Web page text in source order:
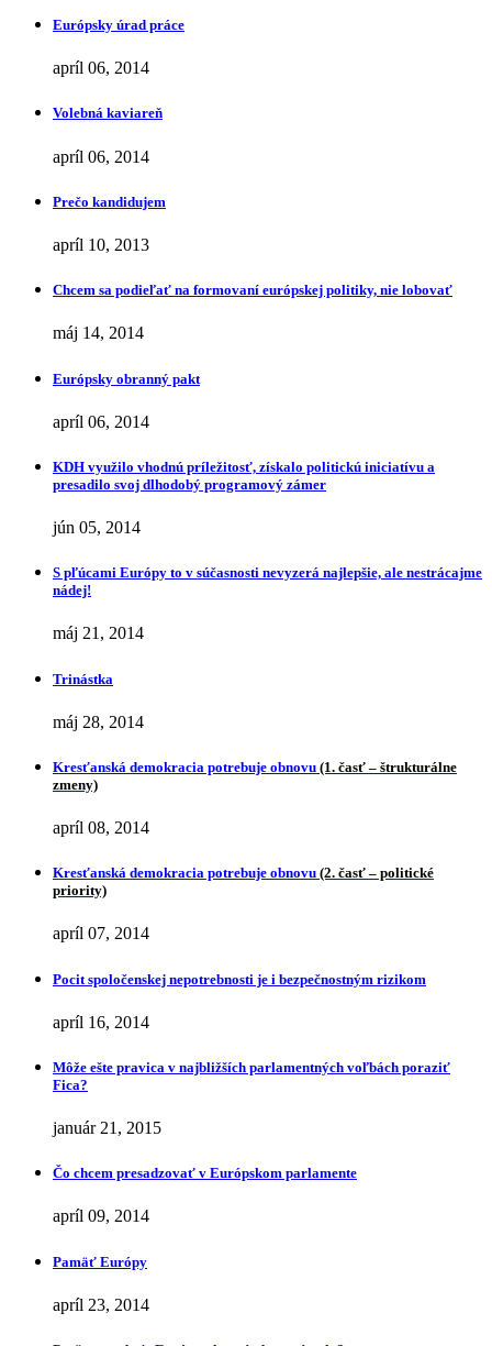
Európsky úrad práce
apríl 06, 2014
Volebná kaviareň
apríl 06, 2014
Prečo kandidujem
apríl 10, 2013
Chcem sa podieľať na formovaní európskej politiky, nie lobovať
máj 14, 2014
Európsky obranný pakt
apríl 06, 2014
KDH využilo vhodnú príležitosť, získalo politickú iniciatívu a
presadilo svoj dlhodobý programový zámer
jún 05, 2014
S pľúcami Európy to v súčasnosti nevyzerá najlepšie, ale nestrácajme
nádej!
máj 21, 2014
Trinástka
máj 28, 2014
Kresťanská demokracia potrebuje obnovu (1. časť – štrukturálne
zmeny)
apríl 08, 2014
Kresťanská demokracia potrebuje obnovu (2. časť – politické
priority)
apríl 07, 2014
Pocit spoločenskej nepotrebnosti je i bezpečnostným rizikom
apríl 16, 2014
Môže ešte pravica v najbližších parlamentných voľbách poraziť
Fica?
január 21, 2015
Čo chcem presadzovať v Európskom parlamente
apríl 09, 2014
Pamäť Európy
apríl 23, 2014